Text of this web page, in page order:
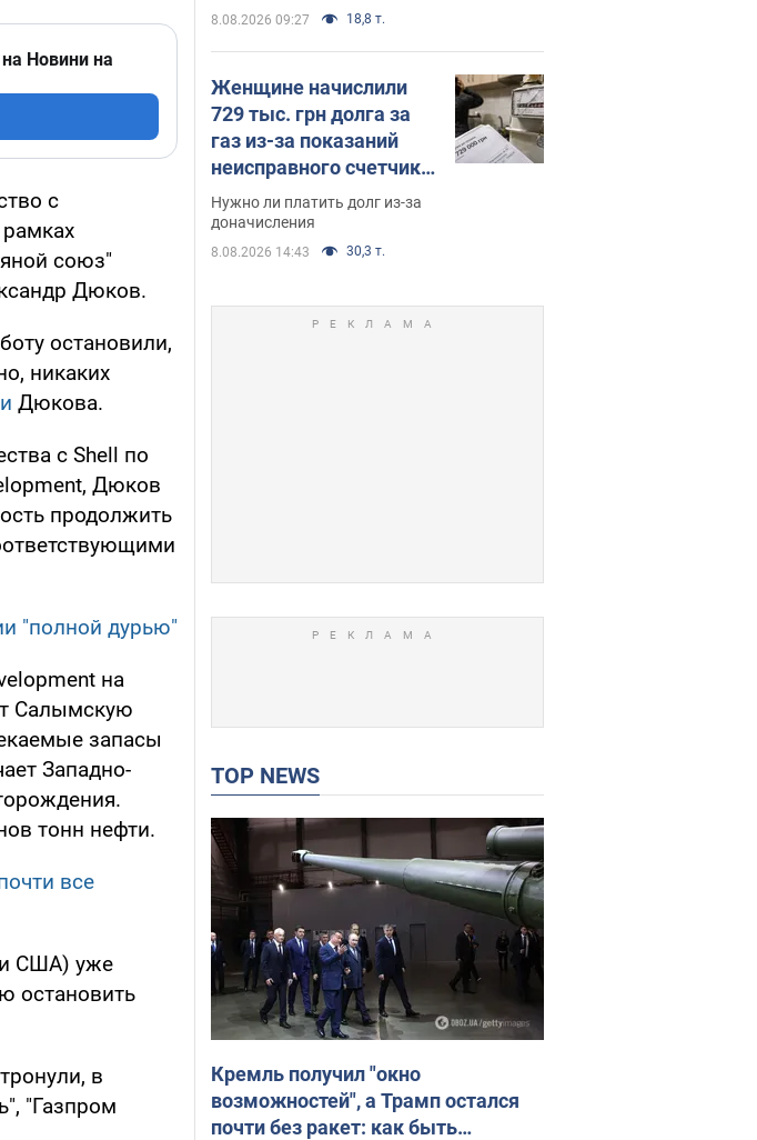
Новини на
с
союз"
Дюков.
остановили,
никаких
Дюкова.
с Shell по
Дюков
продолжить
"полной дурью"
на
Салымскую
запасы
Западно-
тонн нефти.
все
и США) уже
остановить
в
"Газпром
8.08.2026 09:27 18,8 т.
Женщине начислили
729 тыс. грн долга за
газ из-за показаний
неисправного счетчика:
судья вынес
неожиданное решение
Нужно ли платить долг из-за
доначисления
8.08.2026 14:43 30,3 т.
TOP NEWS
Кремль получил "окно
возможностей", а Трамп остался
почти без ракет: как быть